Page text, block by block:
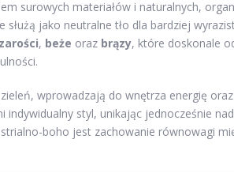
surowych materiałów i naturalnych,
jako neutralne tło dla bardziej
, beże oraz brązy, które doskonale
wprowadzają do wnętrza energię
styl, unikając jednocześnie
boho jest zachowanie równowagi